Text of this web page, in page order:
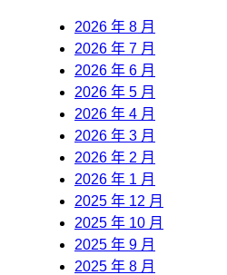
2026 年 8 月
2026 年 7 月
2026 年 6 月
2026 年 5 月
2026 年 4 月
2026 年 3 月
2026 年 2 月
2026 年 1 月
2025 年 12 月
2025 年 10 月
2025 年 9 月
2025 年 8 月